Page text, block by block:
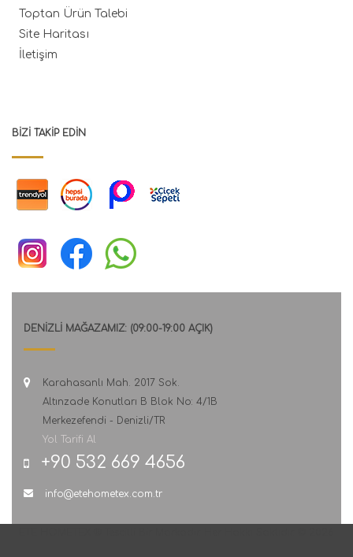
Toptan Ürün Talebi
Site Haritası
İletişim
BIZI TAKIP EDIN
DENİZLİ MAĞAZAMIZ: (09:00-19:00 AÇIK)
Karahasanlı Mah. 2017 Sok.
Altınzade Konutları B Blok No: 4/1B
Merkezefendi - Denizli/TR
Yol Tarifi Al
+90 532 669 4656
info@etehometex.com.tr